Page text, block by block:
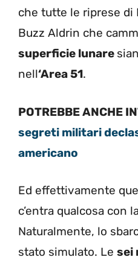
che tutte le riprese di
Buzz Aldrin che
superficie lunare
nell‘Area 51.
POTREBBE ANCHE
segreti militari
americano
Ed effettivamente
c’entra qualcosa con
Naturalmente, lo
stato simulato. Le sei